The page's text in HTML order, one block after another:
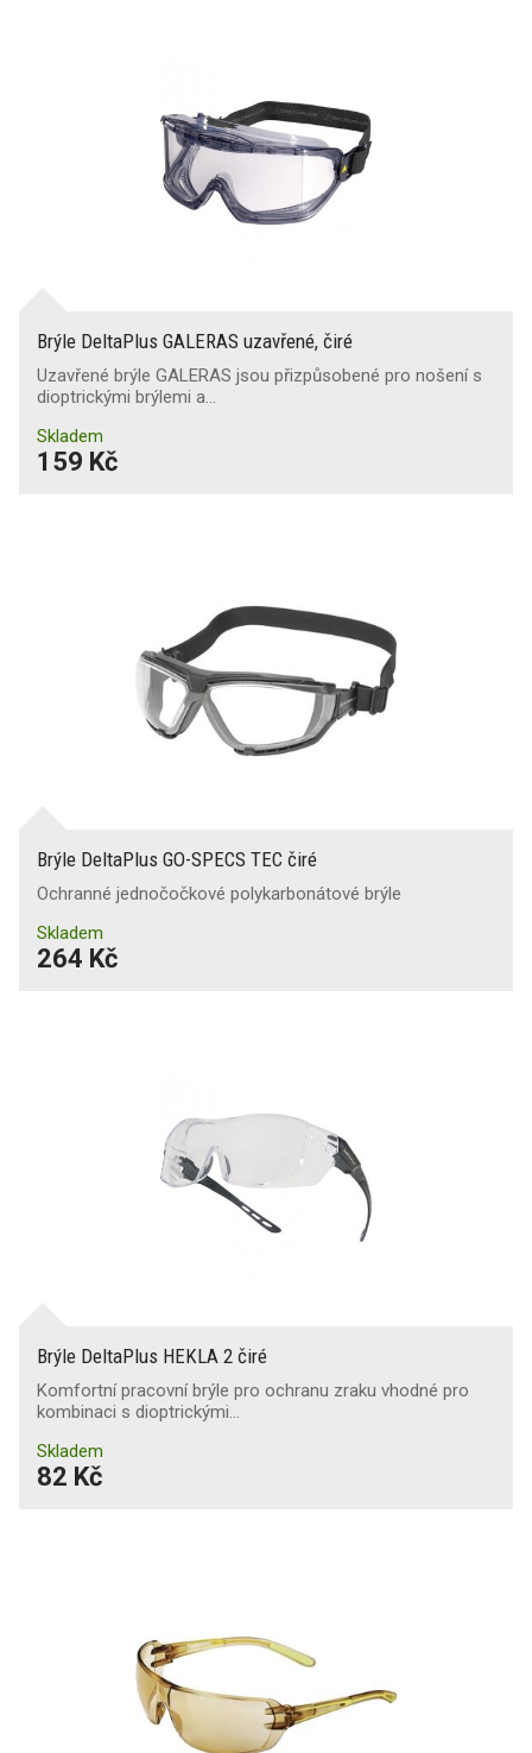
Brýle DeltaPlus GALERAS uzavřené, čiré
Uzavřené brýle GALERAS jsou přizpůsobené pro nošení s
dioptrickými brýlemi a…
Skladem
159 Kč
Brýle DeltaPlus GO-SPECS TEC čiré
Ochranné jednočočkové polykarbonátové brýle
Skladem
264 Kč
Brýle DeltaPlus HEKLA 2 čiré
Komfortní pracovní brýle pro ochranu zraku vhodné pro
kombinaci s dioptrickými…
Skladem
82 Kč